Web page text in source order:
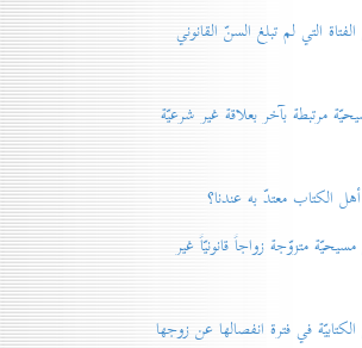
التي لم تبلغ السنّ القانوني
بآخر بعلاقة غير شرعيّة
معتدّ به عندنا؟
متزوّجة زواجاً قانونيّاً غير
في فترة انفصالها عن زوجها